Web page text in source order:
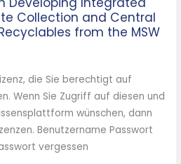
Collection and Central
from the MSW
die Sie berechtigt auf
Wenn Sie Zugriff auf diesen und
wünschen, dann
Benutzername Passwort
vergessen